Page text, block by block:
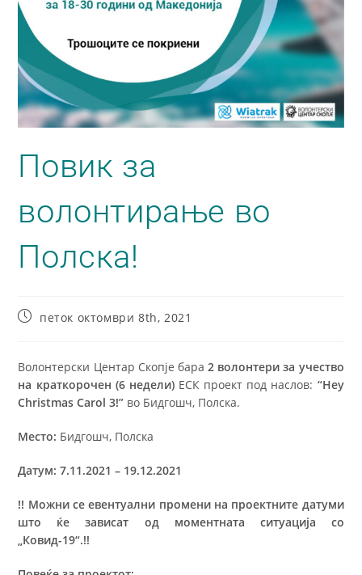
Повик за
волонтирање во
Полска!
петок октомври 8th, 2021
Волонтерски Центар Скопје бара2 волонтери за учество
на краткорочен (6 недели)ЕСК проект под наслов: “Hey
Christmas Carol 3!” во Бидгошч, Полска.
Место: Бидгошч, Полска
Датум:7.11.2021 – 19.12.2021
!! Можни се евентуални промени на проектните датуми
што ќе зависат од моментната ситуација со
„Ковид-19“.!!